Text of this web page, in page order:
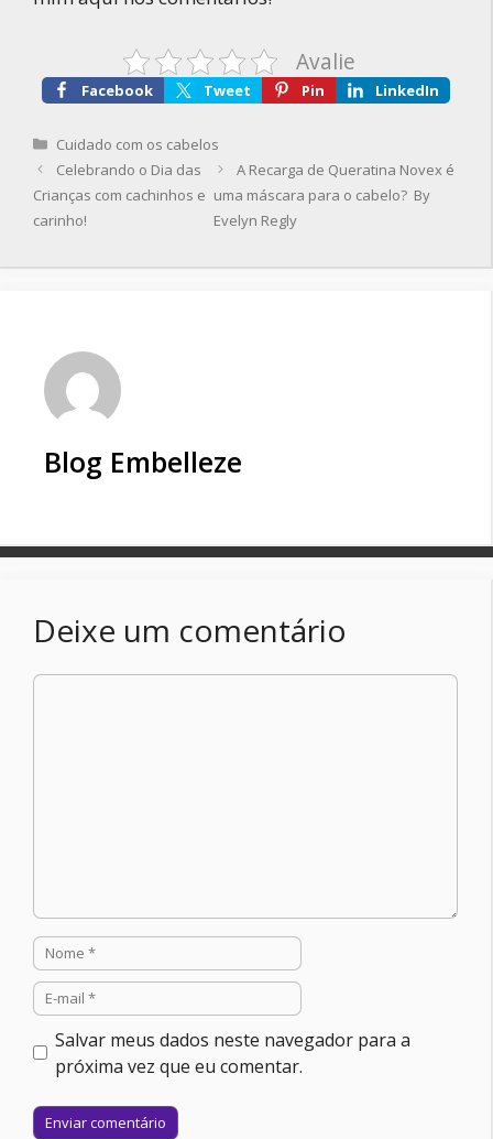
Avalie
Facebook Tweet Pin LinkedIn
Categorias
Cuidado com os cabelos
Celebrando o Dia das
Crianças com cachinhos e
carinho!
A Recarga de Queratina Novex é
uma máscara para o cabelo? By
Evelyn Regly
Blog Embelleze
Deixe um comentário
Comentário
Nome
E-
mail
Salvar meus dados neste navegador para a
próxima vez que eu comentar.
Site